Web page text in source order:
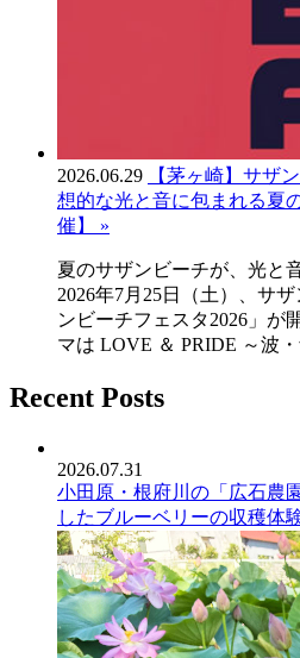
2026.06.29
【茅ヶ崎】サザ
想的な光と音に包まれる夏
催】 »
夏のサザンビーチが、光と
2026年7月25日（土）、サ
ンビーチフェスタ2026」が
マは LOVE ＆ PRIDE ～波
Recent Posts
2026.07.31
小田原・根府川の「広石農
したブルーベリーの収穫体